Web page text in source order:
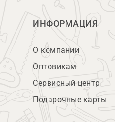
ИНФОРМАЦИЯ
О компании
Оптовикам
Сервисный центр
Подарочные карты